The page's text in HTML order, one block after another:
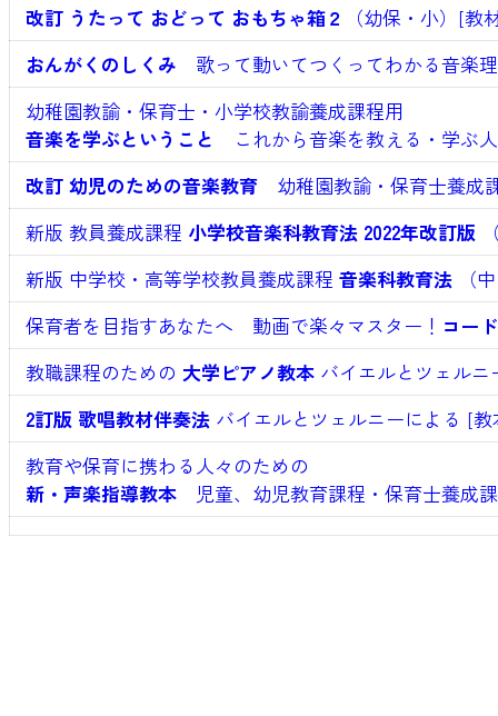
改訂 うたって おどって おもちゃ箱２
（幼保・小）[教
おんがくのしくみ 歌って動いてつくってわかる音楽
幼稚園教諭・保育士・小学校教諭養成課程用
音楽を学ぶということ
これから音楽を教える・学ぶ
改訂 幼児のための音楽教育幼稚園教諭・保育士養成
新版 教員養成課程 小学校音楽科教育法 2022年改訂版
新版 中学校・高等学校教員養成課程 音楽科教育法（中
保育者を目指すあなたへ 動画で楽々マスター！ コー
教職課程のための 大学ピアノ教本バイエルとツェルニ
2訂版 歌唱教材伴奏法バイエルとツェルニーによる [教
教育や保育に携わる人々のための
新・声楽指導教本児童、幼児教育課程・保育士養成